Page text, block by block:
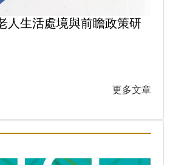
人生活處境與前瞻政策研
更多文章